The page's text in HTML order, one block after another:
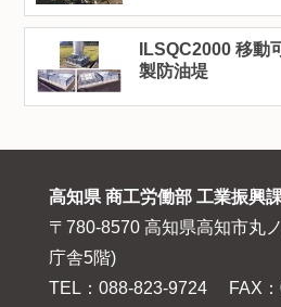
ILSQC2000 移動
製防油堤
高知県 商工労働部 工業振興
〒780-8570 高知県高知市丸
庁舎5階)
TEL：088-823-9724 FAX：